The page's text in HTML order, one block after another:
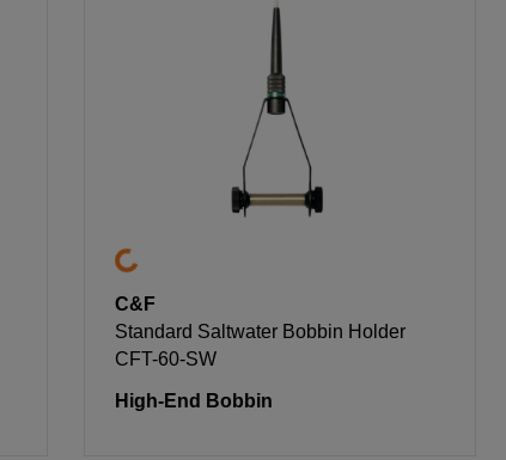
C&F
Standard Saltwater Bobbin Holder
CFT-60-SW
High-End Bobbin